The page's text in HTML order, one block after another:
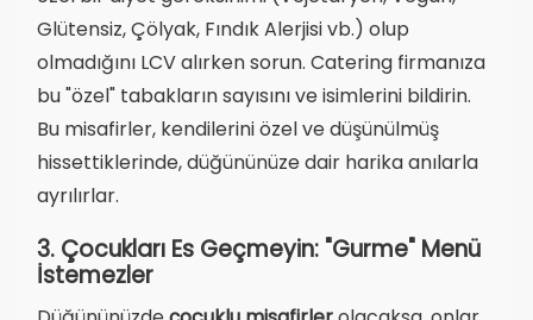
Glütensiz, Çölyak, Fındık Alerjisi vb.) olup
olmadığını LCV alırken sorun. Catering firmanıza
bu "özel" tabakların sayısını ve isimlerini bildirin.
Bu misafirler, kendilerini özel ve düşünülmüş
hissettiklerinde, düğününüze dair harika anılarla
ayrılırlar.
3. Çocukları Es Geçmeyin: "Gurme" Menü
İstemezler